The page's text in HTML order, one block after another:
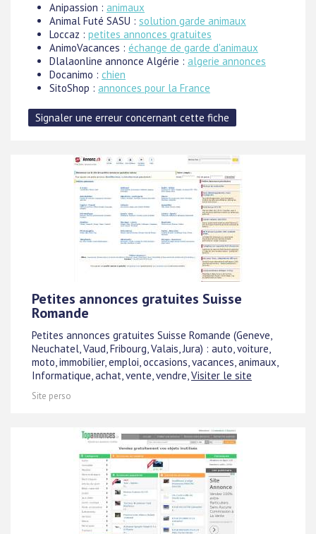
Anipassion : animaux
Animal Futé SASU : solution garde animaux
Loccaz : petites annonces gratuites
AnimoVacances : échange de garde d'animaux
Dlalaonline annonce Algérie : algerie annonces
Docanimo : chien
SitoShop : annonces pour la France
Petites annonces gratuites Suisse
Romande
Petites annonces gratuites Suisse Romande (Geneve,
Neuchatel, Vaud, Fribourg, Valais, Jura) : auto, voiture,
moto, immobilier, emploi, occasions, vacances, animaux,
Informatique, achat, vente, vendre, Visiter le site
Site perso